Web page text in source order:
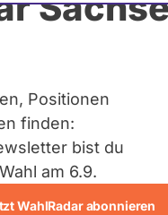
Positionen
finden:
bist du
am 6.9.
WahlRadar abonnieren
Tobias Teich?